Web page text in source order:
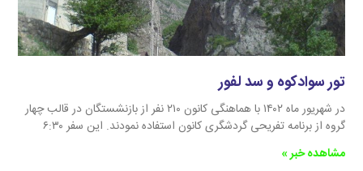
تور سوادکوه و سد لفور
در شهریور ماه ۱۴۰۲ با هماهنگی کانون ۲۱۰ نفر از بازنشستگان در قالب چهار
گروه از برنامه تفریحی گردشگری کانون استفاده نمودند. این سفر ۶:۳۰
مشاهده خبر »